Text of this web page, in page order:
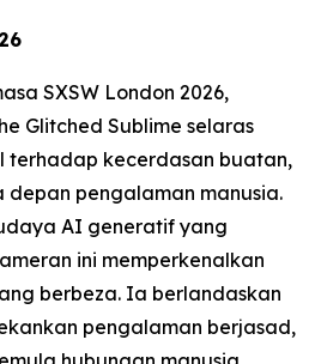
SXSW London 2026,
Glitched Sublime selaras
terhadap kecerdasan buatan,
depan pengalaman manusia.
AI generatif yang
ini memperkenalkan
berbeza. Ia berlandaskan
pengalaman berjasad,